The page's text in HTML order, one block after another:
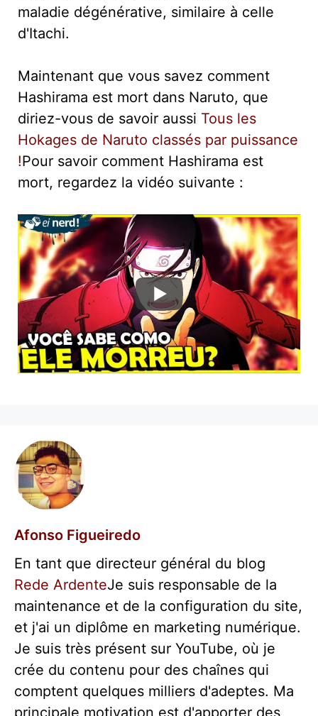
maladie dégénérative, similaire à celle
d'Itachi.
Maintenant que vous savez comment
Hashirama est mort dans Naruto, que
diriez-vous de savoir aussi Tous les
Hokages de Naruto classés par puissance
!Pour savoir comment Hashirama est
mort, regardez la vidéo suivante :
Afonso Figueiredo
En tant que directeur général du blog
Rede ArdenteJe suis responsable de la
maintenance et de la configuration du site,
et j'ai un diplôme en marketing numérique.
Je suis très présent sur YouTube, où je
crée du contenu pour des chaînes qui
comptent quelques milliers d'adeptes. Ma
principale motivation est d'apporter des